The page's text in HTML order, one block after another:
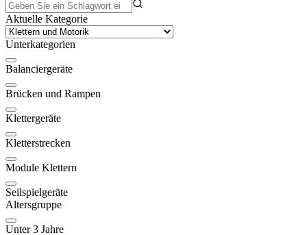
Aktuelle Kategorie
Unterkategorien
Balanciergeräte
Brücken und Rampen
Klettergeräte
Kletterstrecken
Module Klettern
Seilspielgeräte
Altersgruppe
Unter 3 Jahre